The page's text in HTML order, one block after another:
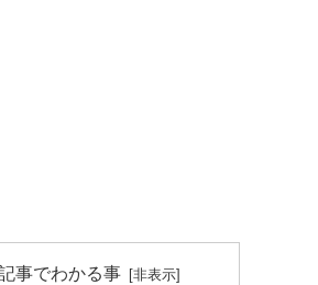
事でわかる事